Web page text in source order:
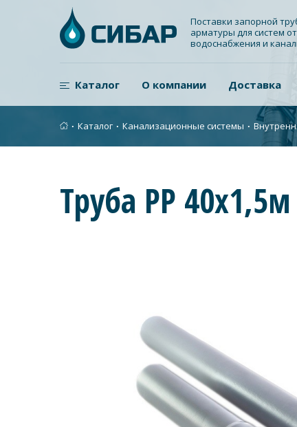
Поставки запорной
арматуры для систем
водоснабжения и
Каталог О компании Доставка
∙ Каталог ∙ Канализационные системы ∙
Труба PP